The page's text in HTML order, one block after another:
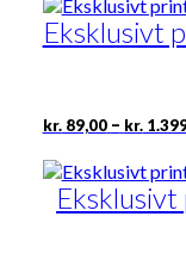
Eksklusivt
kr.89,00 – kr.